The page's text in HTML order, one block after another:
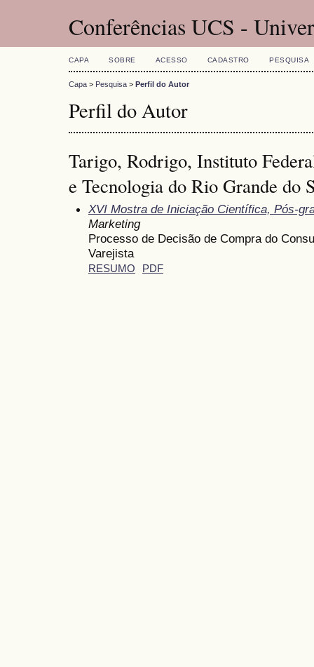
Conferências UCS -
CAPA SOBRE ACESSO CADASTRO PESQUISA
Capa > Pesquisa > Perfil do Autor
Perfil do Autor
Tarigo, Rodrigo, Instituto
e Tecnologia do Rio Grande do
XVI Mostra de Iniciação Científica, Pós-
Marketing
Processo de Decisão de Compra do
Varejista
RESUMO PDF